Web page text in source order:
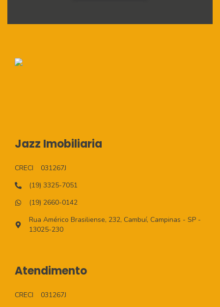
Jazz Imobiliaria
CRECI
031267J
(19) 3325-7051
(19) 2660-0142
Rua Américo Brasiliense, 232, Cambuí, Campinas - SP -
13025-230
Atendimento
CRECI
031267J